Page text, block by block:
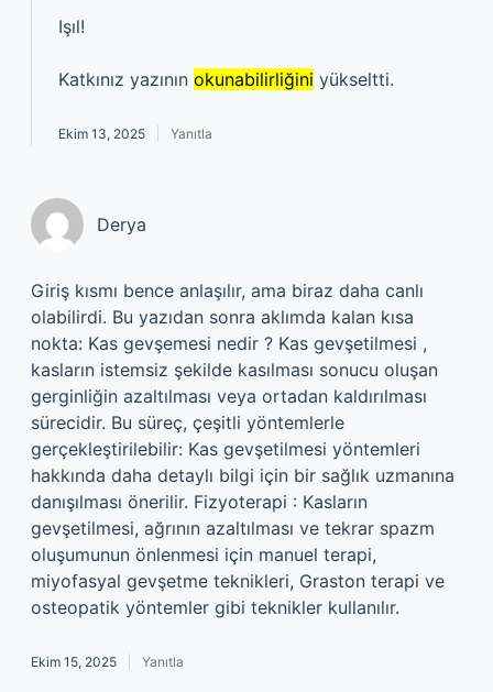
Işıl!
Katkınız yazının okunabilirliğini yükseltti.
Ekim 13, 2025 Yanıtla
Derya
Giriş kısmı bence anlaşılır, ama biraz daha canlı
olabilirdi. Bu yazıdan sonra aklımda kalan kısa
nokta: Kas gevşemesi nedir ? Kas gevşetilmesi ,
kasların istemsiz şekilde kasılması sonucu oluşan
gerginliğin azaltılması veya ortadan kaldırılması
sürecidir. Bu süreç, çeşitli yöntemlerle
gerçekleştirilebilir: Kas gevşetilmesi yöntemleri
hakkında daha detaylı bilgi için bir sağlık uzmanına
danışılması önerilir. Fizyoterapi : Kasların
gevşetilmesi, ağrının azaltılması ve tekrar spazm
oluşumunun önlenmesi için manuel terapi,
miyofasyal gevşetme teknikleri, Graston terapi ve
osteopatik yöntemler gibi teknikler kullanılır.
Ekim 15, 2025 Yanıtla